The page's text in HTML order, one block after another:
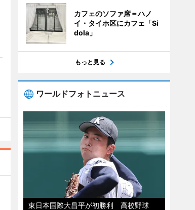
カフェのソファ席＝ハノ
イ・タイホ区にカフェ「Si
dola」
もっと見る
ワールドフォトニュース
東日本国際大昌平が初勝利 高校野球